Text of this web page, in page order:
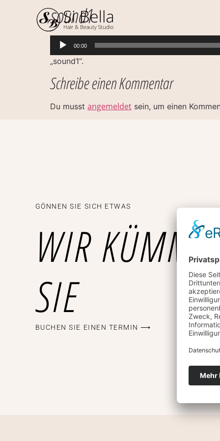
sound1
Audio-
Player
00:00
„sound1“.
Schreibe einen Kommentar
Du musst angemeldet sein, um einen
GÖNNEN SIE SICH ETWAS
WIR
SIE
BUCHEN SIE EINEN TERMIN ⟶